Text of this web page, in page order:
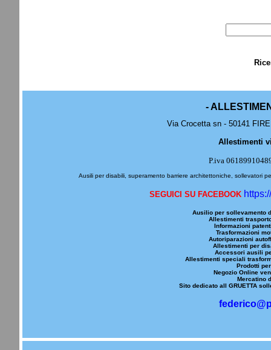
-
Via Crocetta sn - 50141
Allestimenti
P.iva
Ausili per disabili, superamento barriere architettoniche, sollevatori
SEGUICI SU FACEBOOK
Ausilio per sollevamento
Allestimenti
Informazioni
Trasformazioni
Autoriparazioni
Allestimenti per
Accessori ausili
Allestimenti speciali
Prodotti
Negozio Online
Mercatino
Sito dedicato all GRUETTA